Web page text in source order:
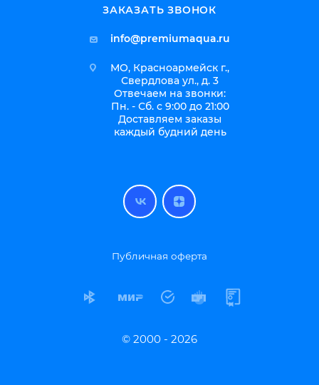
ЗАКАЗАТЬ ЗВОНОК
info@premiumaqua.ru
МО, Красноармейск г.,
Свердлова ул., д. 3
Отвечаем на звонки:
Пн. - Сб. с 9:00 до 21:00
Доставляем заказы
каждый будний день
Публичная оферта
© 2000 - 2026